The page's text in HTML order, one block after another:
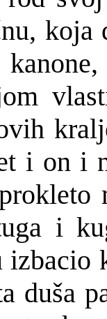
koja
i on i
i
duša